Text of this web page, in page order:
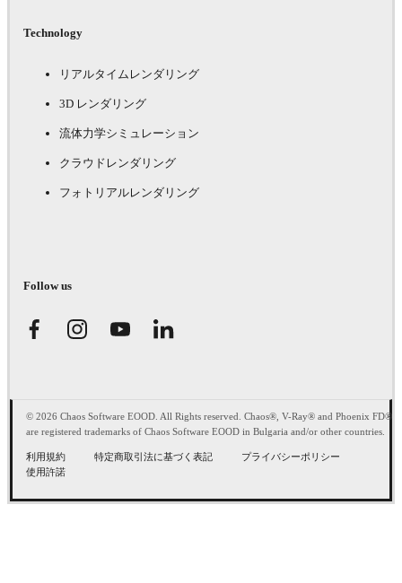
Technology
リアルタイムレンダリング
3D レンダリング
流体力学シミュレーション
クラウドレンダリング
フォトリアルレンダリング
Follow us
© 2026 Chaos Software EOOD. All Rights reserved. Chaos®, V-Ray® and Phoenix FD®
are registered trademarks of Chaos Software EOOD in Bulgaria and/or other countries.
利用規約 特定商取引法に基づく表記
プライバシーポリシー
使用許諾